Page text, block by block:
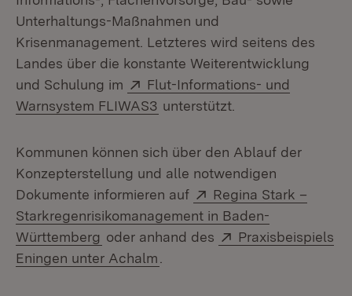
Unterhaltungs-Maßnahmen und
Krisenmanagement. Letzteres wird seitens des
Landes über die konstante Weiterentwicklung
und Schulung im
Extern:
Flut-Informations- und
Warnsystem FLIWAS3 (Öffnet in neuem Fenster)
unterstützt.
Kommunen können sich über den Ablauf der
Konzepterstellung und alle notwendigen
Dokumente informieren auf
Extern:
Regina Stark –
Starkregenrisikomanagement in Baden-
Württemberg (Öffnet in neuem Fenster)
oder anhand des Extern:
Praxisbeispiels
Eningen unter Achalm